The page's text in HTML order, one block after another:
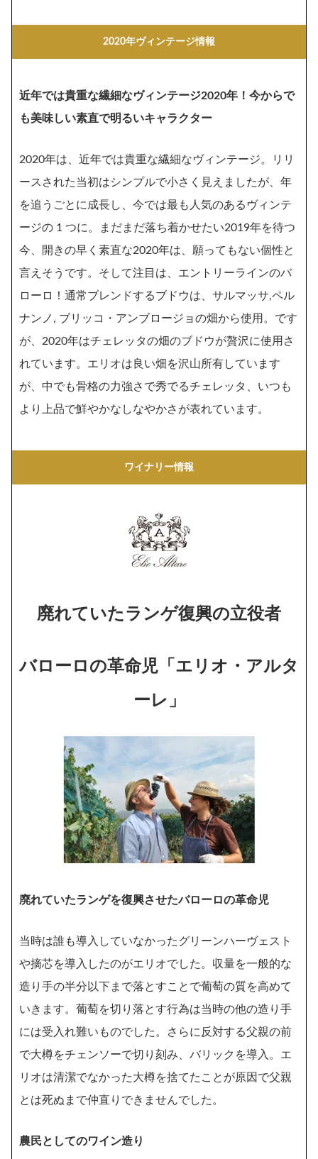
2020年ヴィンテージ情報
近年では貴重な繊細なヴィンテージ2020年！今からで
も美味しい素直で明るいキャラクター
2020年は、近年では貴重な繊細なヴィンテージ。リリ
ースされた当初はシンプルで小さく見えましたが、年
を追うごとに成長し、今では最も人気のあるヴィンテ
ージの 1 つに。まだまだ落ち着かせたい2019年を待つ
今、開きの早く素直な2020年は、願ってもない個性と
言えそうです。そして注目は、エントリーラインのバ
ローロ！通常ブレンドするブドウは、サルマッサ,ペル
ナンノ, ブリッコ・アンブロージョの畑から使用。です
が、2020年はチェレッタの畑のブドウが贅沢に使用さ
れています。エリオは良い畑を沢山所有しています
が、中でも骨格の力強さで秀でるチェレッタ、いつも
より上品で鮮やかなしなやかさが表れています。
ワイナリー情報
廃れていたランゲ復興の立役者
バローロの革命児「エリオ・アルタ
ーレ」
廃れていたランゲを復興させたバローロの革命児
当時は誰も導入していなかったグリーンハーヴェスト
や摘芯を導入したのがエリオでした。収量を一般的な
造り手の半分以下まで落とすことで葡萄の質を高めて
いきます。葡萄を切り落とす行為は当時の他の造り手
には受入れ難いものでした。さらに反対する父親の前
で大樽をチェンソーで切り刻み、バリックを導入。エ
リオは清潔でなかった大樽を捨てたことが原因で父親
とは死ぬまで仲直りできませんでした。
農民としてのワイン造り